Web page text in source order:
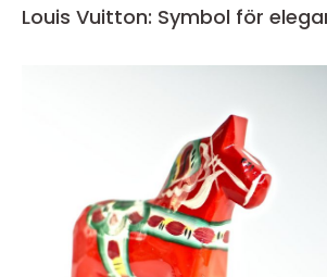
Louis Vuitton: Symbol för